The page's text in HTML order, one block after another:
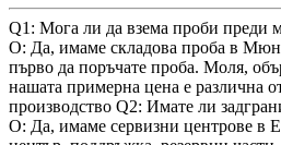
Q1: Мога ли да взема проби преди
О: Да, имаме складова проба в
първо да поръчате проба. Моля,
нашата примерна цена е различна
производство Q2: Имате ли
О: Да, имаме сервизни центрове в